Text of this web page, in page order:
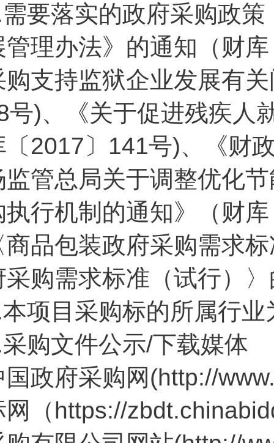
需要落实的政府采购政
管理办法》的通知（财
购支持监狱企业发展有
号)、《关于促进残疾人
〔2017〕141号)、《财
监管总局关于调整优化
执行机制的通知》（财
商品包装政府采购需求
采购需求标准（试行）
项目采购标的所属行
购文件公示/下载媒体
国政府采购网(http://
网（https://